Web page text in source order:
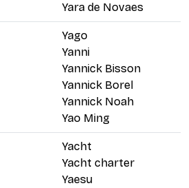
Yara de Novaes
Yago
Yanni
Yannick Bisson
Yannick Borel
Yannick Noah
Yao Ming
Yacht
Yacht charter
Yaesu